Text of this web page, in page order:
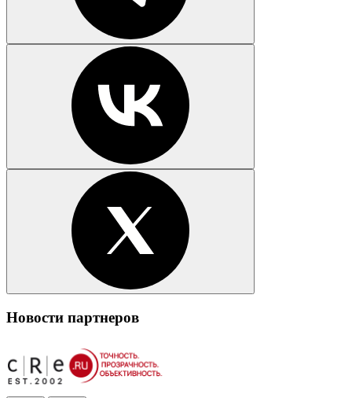
Новости партнеров